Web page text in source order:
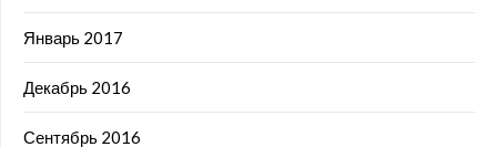
Январь 2017
Декабрь 2016
Сентябрь 2016